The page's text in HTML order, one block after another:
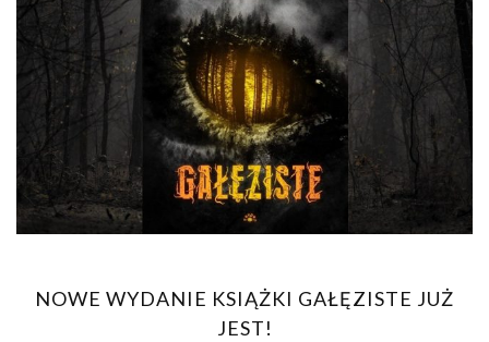
NOWE WYDANIE KSIĄŻKI GAŁĘZISTE JUŻ
JEST!